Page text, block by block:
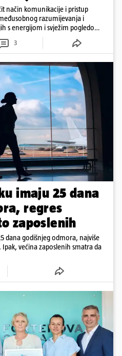
način komunikacije i pristup
razumijevanja i
s energijom i svježim pogledom
3
imaju 25 dana
regres
zaposlenih
dana godišnjeg odmora, najviše
većina zaposlenih smatra da